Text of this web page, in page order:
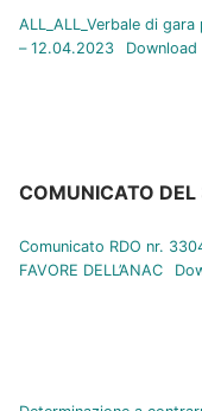
ALL_ALL_Verbale di
– 12.04.2023
Download
COMUNICATO
Comunicato RDO nr.
FAVORE DELL’ANAC